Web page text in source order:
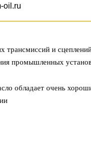
oil.ru
трансмиссий и
промышленных
обладает очень